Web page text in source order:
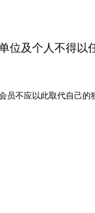
位及个人不得以
不应以此取代自己